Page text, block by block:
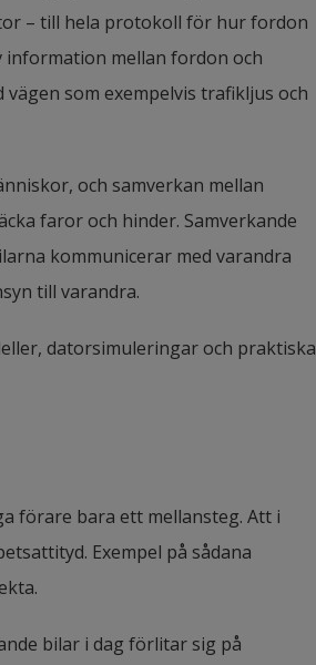
– till hela protokoll för hur fordon
informa­tion mellan fordon och
som exempelvis trafikljus och
och samverkan mellan
faror och hinder. Samverkande
kommunicerar med varandra
till varandra.
datorsimuleringar och praktiska
förare bara ett mellansteg. Att i
Exempel på sådana
bilar i dag förlitar sig på